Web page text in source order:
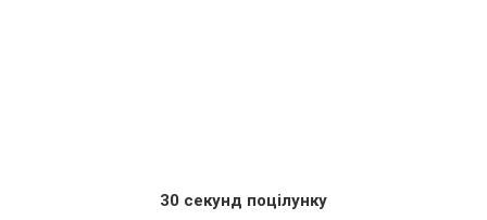
30 секунд поцілунку